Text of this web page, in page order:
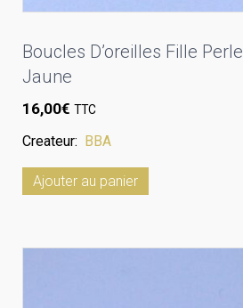
Boucles D’oreilles Fille Perle
Jaune
16,00€ TTC
Createur: BBA
Ajouter au panier